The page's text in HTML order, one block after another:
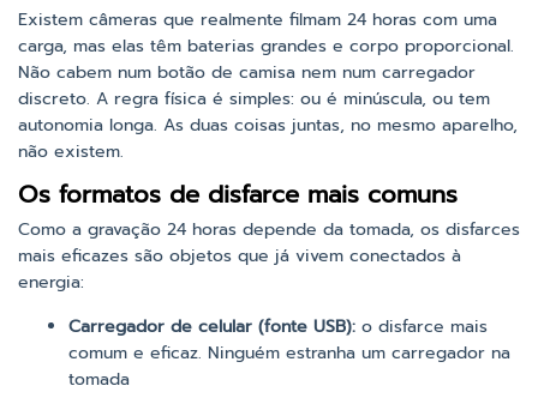
Existem câmeras que realmente filmam 24 horas com uma
carga, mas elas têm baterias grandes e corpo proporcional.
Não cabem num botão de camisa nem num carregador
discreto. A regra física é simples: ou é minúscula, ou tem
autonomia longa. As duas coisas juntas, no mesmo aparelho,
não existem.
Os formatos de disfarce mais comuns
Como a gravação 24 horas depende da tomada, os disfarces
mais eficazes são objetos que já vivem conectados à
energia:
Carregador de celular (fonte USB): o disfarce mais
comum e eficaz. Ninguém estranha um carregador na
tomada